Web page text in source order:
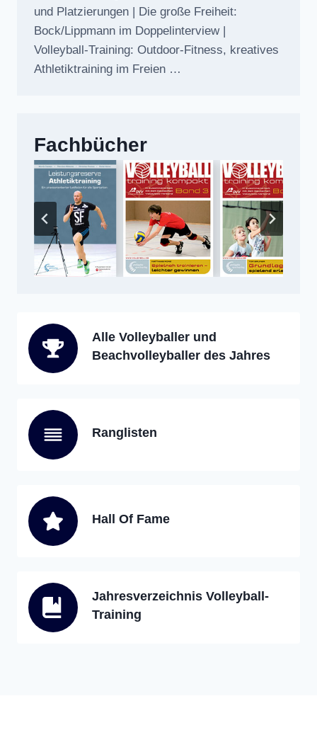
und Platzierungen | Die große Freiheit:
Bock/Lippmann im Doppelinterview |
Volleyball-Training: Outdoor-Fitness, kreatives
Athletiktraining im Freien …
Fachbücher
Alle Volleyballer und
Beachvolleyballer des Jahres
Ranglisten
Hall Of Fame
Jahresverzeichnis Volleyball-
Training